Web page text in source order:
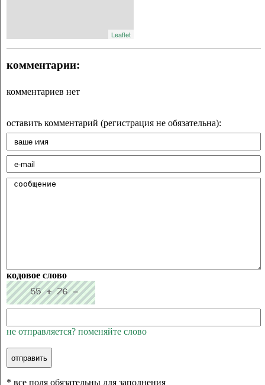
Leaflet
комментарии:
комментариев нет
оставить комментарий (регистрация не обязательна):
кодовое слово
не отправляется? поменяйте слово
* все поля обязательны для заполнения